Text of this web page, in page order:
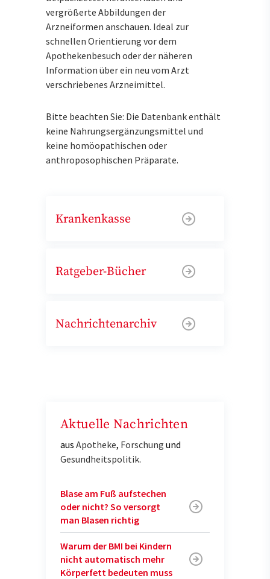
vergrößerte Abbildungen der
Arzneiformen anschauen. Ideal zur
schnellen Orientierung vor dem
Apothekenbesuch oder der näheren
Information über ein neu vom Arzt
verschriebenes Arzneimittel.
Bitte beachten Sie: Die Datenbank enthält
keine Nahrungsergänzungsmittel und
keine homöopathischen oder
anthroposophischen Präparate.
Krankenkasse
Ratgeber-Bücher
Nachrichtenarchiv
Aktuelle Nachrichten
aus Apotheke, Forschung und
Gesundheitspolitik.
Blase am Fuß aufstechen
oder nicht? So versorgt
man Blasen richtig
Warum der BMI bei Kindern
nicht automatisch mehr
Körperfett bedeuten muss